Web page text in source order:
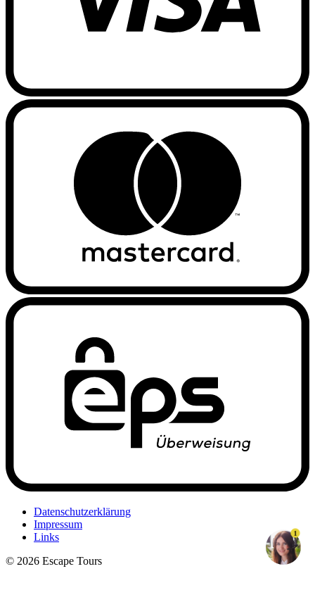
Datenschutzerklärung
Impressum
Links
© 2026 Escape Tours
1